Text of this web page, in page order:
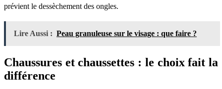
prévient le dessèchement des ongles.
Lire Aussi : Peau granuleuse sur le visage : que faire ?
Chaussures et chaussettes : le choix fait la
différence